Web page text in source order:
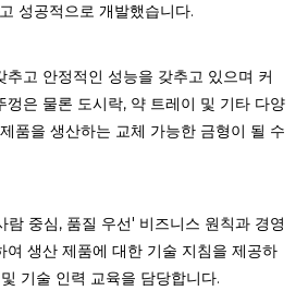
성공적으로 개발했습니다.
추고 안정적인 성능을 갖추고 있으며 커
껑은 물론 도시락, 약 트레이 및 기타 다양
품을 생산하는 교체 가능한 금형이 될 수
중심, 품질 우선' 비즈니스 원칙과 경영
여 생산 제품에 대한 기술 지침을 제공하
기술 인력 교육을 담당합니다.